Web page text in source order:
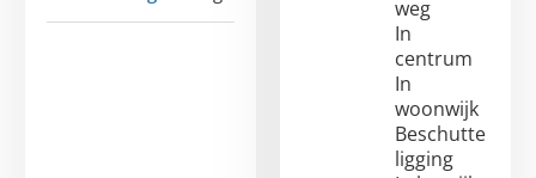
weg
In
centrum
In
woonwijk
Beschutte
ligging